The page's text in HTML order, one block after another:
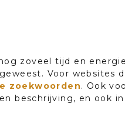
zoveel tijd en
Voor websites
zoekwoorden. Ook
beschrijving, en ook